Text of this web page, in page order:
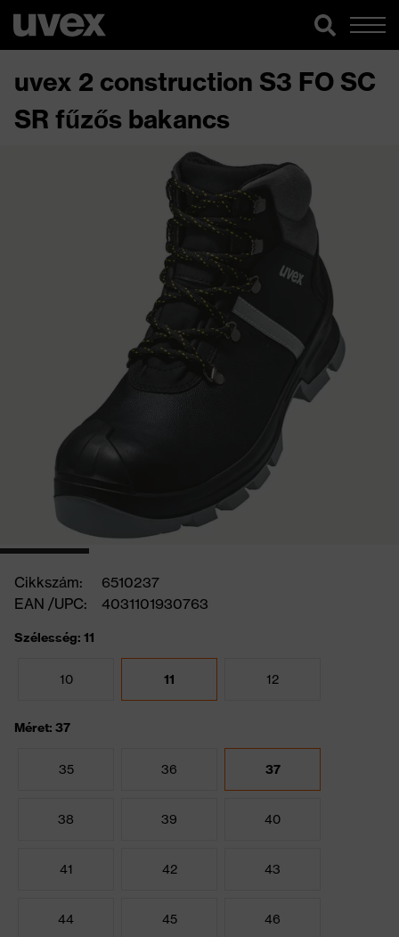
uvex 2 construction S3 FO SC
SR fűzős bakancs
Cikkszám:
6510237
EAN /UPC:
4031101930763
Szélesség: 11
10 11 12
Méret: 37
35 36 37
38 39 40
41 42 43
44 45 46